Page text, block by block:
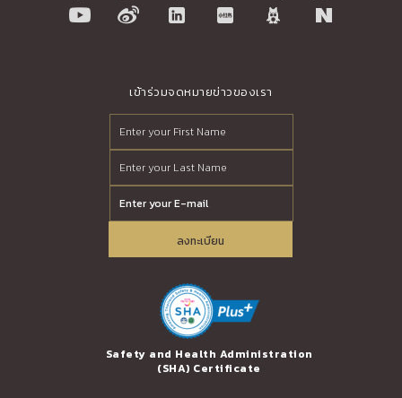
เข้าร่วมจดหมายข่าวของเรา
ลงทะเบียน
Safety and Health Administration
(SHA) Certificate